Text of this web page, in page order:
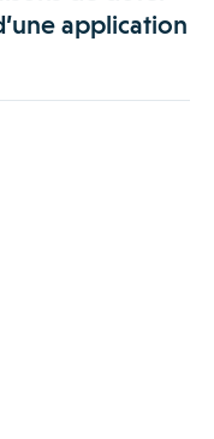
application